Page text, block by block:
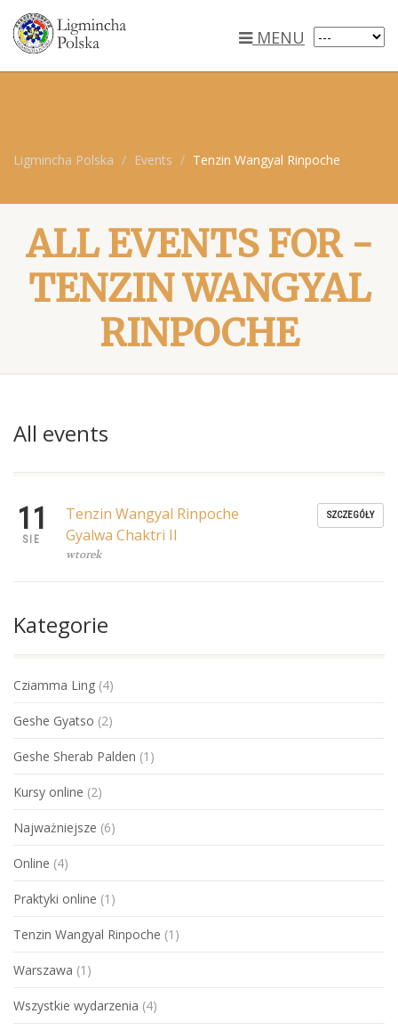
MENU
Ligmincha Polska Events Tenzin Wangyal Rinpoche
ALL EVENTS FOR -
TENZIN WANGYAL
RINPOCHE
All events
11
SIE
Tenzin Wangyal Rinpoche
Gyalwa Chaktri II
wtorek
SZCZEGÓŁY
Kategorie
Cziamma Ling (4)
Geshe Gyatso (2)
Geshe Sherab Palden (1)
Kursy online (2)
Najważniejsze (6)
Online (4)
Praktyki online (1)
Tenzin Wangyal Rinpoche (1)
Warszawa (1)
Wszystkie wydarzenia (4)